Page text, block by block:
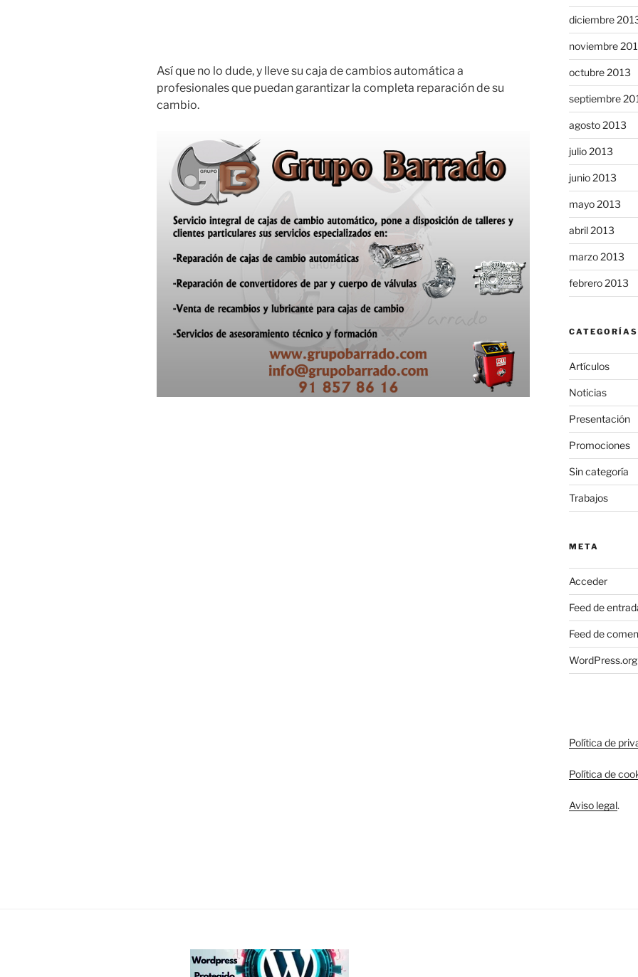
Así que no lo dude, y lleve su caja de cambios automática a
profesionales que puedan garantizar la completa reparación de su
cambio.
diciembre
noviembre
octubre 2013
septiembre
agosto 2013
julio 2013
junio 2013
mayo 2013
abril 2013
marzo 2013
febrero 2013
CATEGORÍAS
Artículos
Noticias
Presentación
Promociones
Sin categoría
Trabajos
META
Acceder
Feed de
Feed de
WordPress.org
Política de
Política de
Aviso legal.